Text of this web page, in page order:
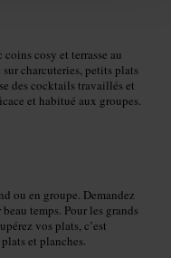
cosy et terrasse au
charcuteries, petits plats
des cocktails travaillés et
et habitué aux groupes.
ou en groupe. Demandez
temps. Pour les grands
vos plats, c’est
et planches.